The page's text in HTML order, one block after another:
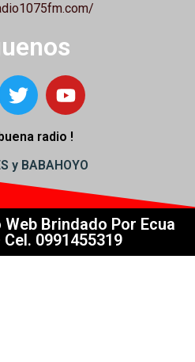
radio !
y BABAHOYO
Brindado Por Ecua
0991455319